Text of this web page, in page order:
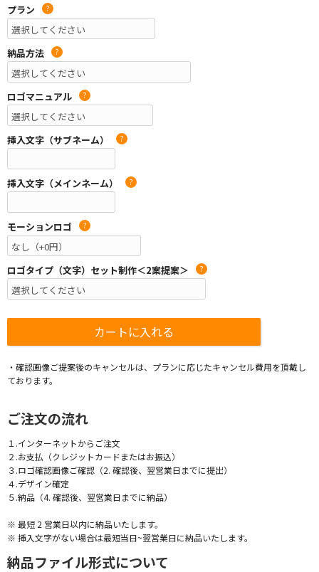
プラン
?
納品方法 ?
ロゴマニュアル ?
挿入文字（サブネーム） ?
挿入文字（メインネーム） ?
モーションロゴ ?
ロゴタイプ（文字）セット制作＜2案提案＞ ?
・確認画像ご提案後のキャンセルは、プランに応じたキャンセル費用を頂戴し
ております。
ご注文の流れ
１.インターネットからご注文
２.お支払（クレジットカードまたはお振込）
３.ロゴ確認画像ご確認（2. 確認後、翌営業日までに提出）
４.デザイン確定
５.納品（4. 確認後、翌営業日までに納品）
※ 最短 2 営業日以内に納品いたします。
※ 挿入文字がない場合は最短当日~翌営業日に納品いたします。
納品ファイル形式について